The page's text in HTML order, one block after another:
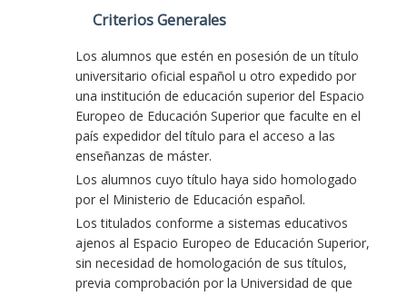
Criterios Generales
Los alumnos que estén en posesión de un título
universitario oficial español u otro expedido por
una institución de educación superior del Espacio
Europeo de Educación Superior que faculte en el
país expedidor del título para el acceso a las
enseñanzas de máster.
Los alumnos cuyo título haya sido homologado
por el Ministerio de Educación español.
Los titulados conforme a sistemas educativos
ajenos al Espacio Europeo de Educación Superior,
sin necesidad de homologación de sus títulos,
previa comprobación por la Universidad de que